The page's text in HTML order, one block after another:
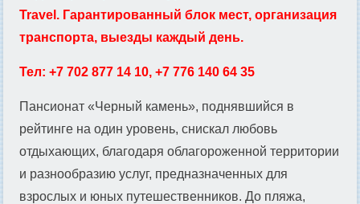
Travel. Гарантированный блок мест, организация
транспорта, выезды каждый день.
Тел: +7 702 877 14 10, +7 776 140 64 35
Пансионат «Черный камень», поднявшийся в
рейтинге на один уровень, снискал любовь
отдыхающих, благодаря облагороженной территории
и разнообразию услуг, предназначенных для
взрослых и юных путешественников. До пляжа,